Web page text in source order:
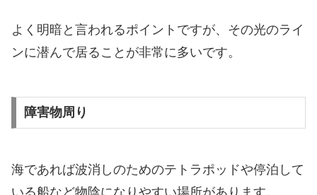
よく明暗と言われるポイントですが、その光のライ
ンに潜んで居ることが非常に多いです。
障害物周り
海であれば波消しのためのテトラポッドや停泊して